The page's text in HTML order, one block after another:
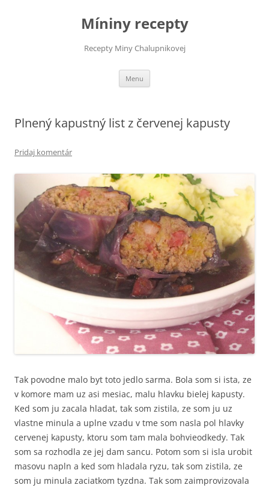
Míniny recepty
Recepty Miny Chalupnikovej
Menu
Plnený kapustný list z červenej kapusty
Pridaj komentár
Tak povodne malo byt toto jedlo sarma. Bola som si ista, ze
v komore mam uz asi mesiac, malu hlavku bielej kapusty.
Ked som ju zacala hladat, tak som zistila, ze som ju uz
vlastne minula a uplne vzadu v tme som nasla pol hlavky
cervenej kapusty, ktoru som tam mala bohvieodkedy. Tak
som sa rozhodla ze jej dam sancu. Potom som si isla urobit
masovu napln a ked som hladala ryzu, tak som zistila, ze
som ju minula zaciatkom tyzdna. Tak som zaimprovizovala